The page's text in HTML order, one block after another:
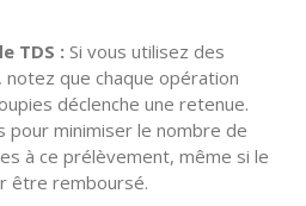
TDS : Si vous utilisez des
que chaque opération
déclenche une retenue.
pour minimiser le nombre de
à ce prélèvement, même si le
être remboursé.